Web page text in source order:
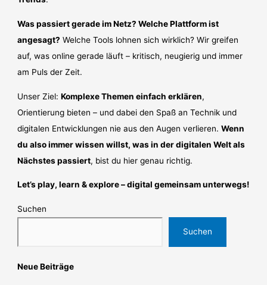
Was passiert gerade im Netz? Welche Plattform ist
angesagt? Welche Tools lohnen sich wirklich? Wir greifen
auf, was online gerade läuft – kritisch, neugierig und immer
am Puls der Zeit.
Unser Ziel:Komplexe Themen einfach erklären,
Orientierung bieten – und dabei den Spaß an Technik und
digitalen Entwicklungen nie aus den Augen verlieren.Wenn
du also immer wissen willst, was in der digitalen Welt als
Nächstes passiert, bist du hier genau richtig.
Let’s play, learn & explore – digital gemeinsam unterwegs!
Suchen
Suchen
Neue Beiträge